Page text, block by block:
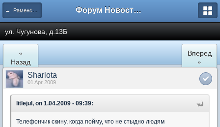
← Раменское Форум Новостройки
ул. Чугунова, д.13Б
«
Назад
Вперед
»
Sharlota
01 Apr 2009
litlejul, on 1.04.2009 - 09:39:
Телефончик скину, когда пойму, что не стыдно людям